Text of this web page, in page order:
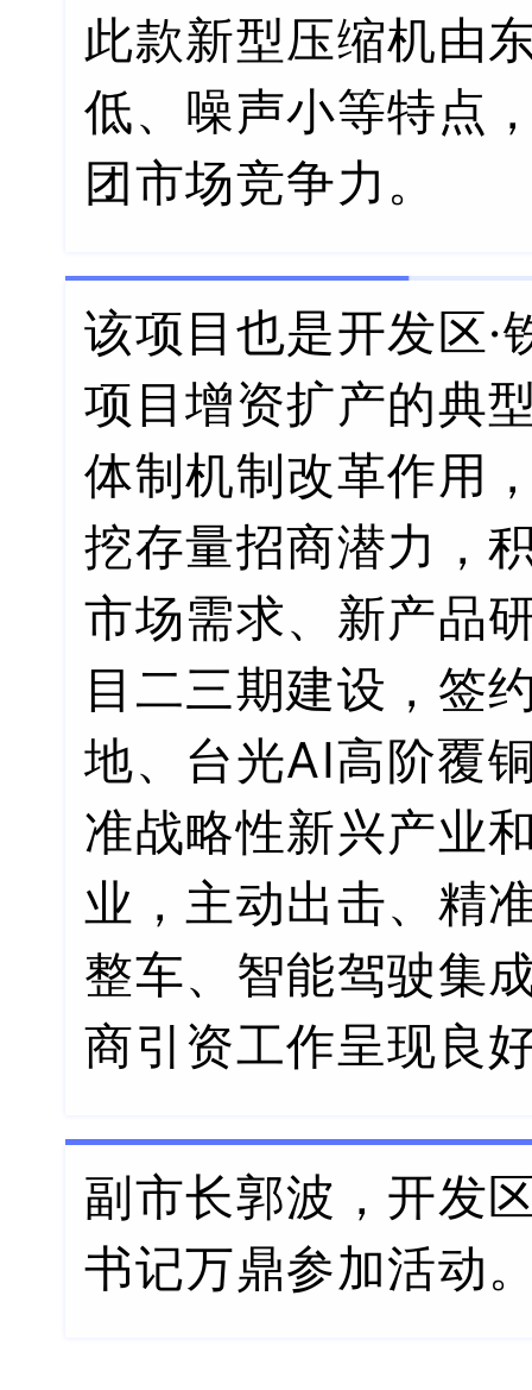
此款新型压缩机由
低、噪声小等特点
团市场竞争力。
该项目也是开发区
项目增资扩产的典
体制机制改革作用
挖存量招商潜力，
市场需求、新产品
目二三期建设，签
地、台光AI高阶覆
准战略性新兴产业
业，主动出击、精
整车、智能驾驶集
商引资工作呈现良
副市长郭波，开发
书记万鼎参加活动